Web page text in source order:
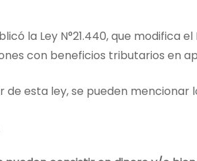
la Ley N°21.440, que modifica
con beneficios tributarios en
esta ley, se pueden mencionar